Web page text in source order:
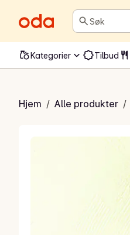
Søk
Kategorier Tilbud
Hjem / Alle produkter /
og hasselnøtt